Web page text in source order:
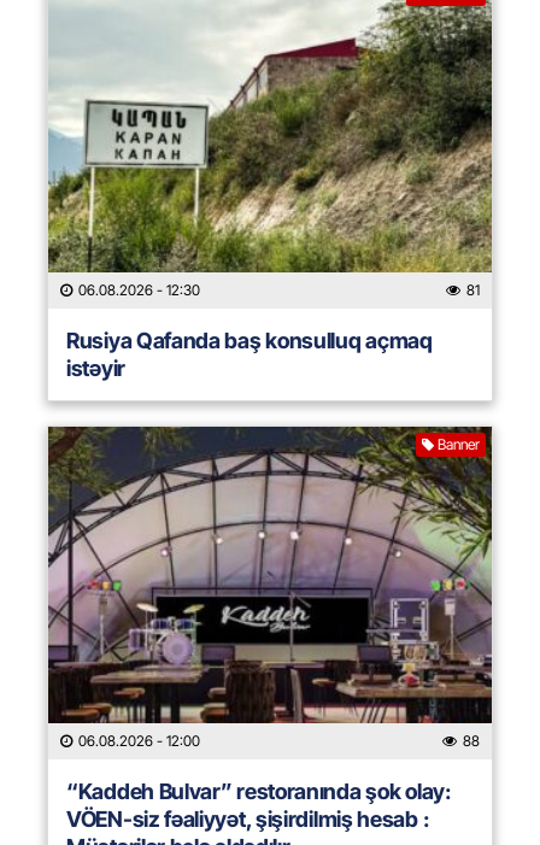
06.08.2026 - 12:30 81
Rusiya Qafanda baş konsulluq açmaq
istəyir
Banner
06.08.2026 - 12:00 88
“Kaddeh Bulvar” restoranında şok olay:
VÖEN-siz fəaliyyət, şişirdilmiş hesab :